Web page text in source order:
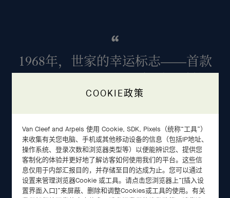
1968年，世家的幸运标志——首款
生。
COOKIE政策
Van Cleef and Arpels 使用 Cookie, SDK, Pixels（统称“工具”）
来收集有关您电脑、手机或其他移动设备的信息（包括IP地址、
操作系统、登录次数和浏览器类型等）以便能辨识您、提供您
客制化的体验并更好地了解访客如何使用我们的平台。这些信
息仅用于内部汇报目的，并存储至目的达成为止。您可以通过
设置来管理浏览器Cookie 或工具。请点击您浏览器上“[插入设
置界面入口]”来屏蔽、删除和调整Cookies或工具的使用。有关